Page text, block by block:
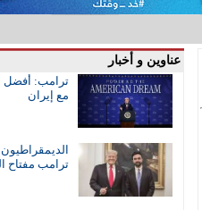
عناوين و أخبار
ترامب: أفضل
مع إيران
ترامب مفتاح